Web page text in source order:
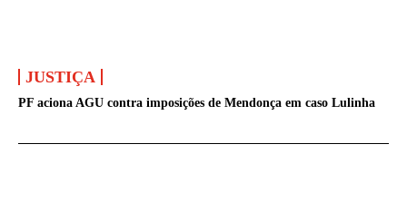
JUSTIÇA
PF aciona AGU contra imposições de Mendonça em caso Lulinha